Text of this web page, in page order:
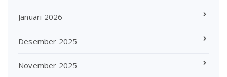
Januari 2026
Desember 2025
November 2025